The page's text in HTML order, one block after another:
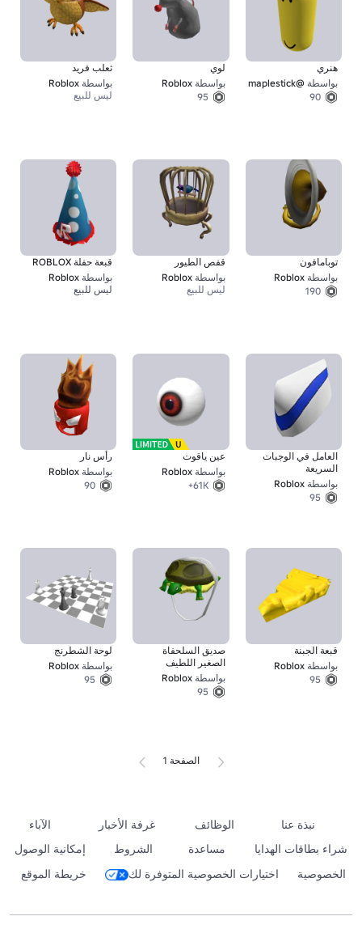
ثعلب فريد
بواسطة Roblox
ليس للبيع
لوي
بواسطة Roblox
95
هنري
بواسطة @maplestick
90
قبعة حفلة ROBLOX
بواسطة Roblox
ليس للبيع
قفص الطيور
بواسطة Roblox
ليس للبيع
توبامافون
بواسطة Roblox
190
رأس نار
بواسطة Roblox
90
عين ياقوت
بواسطة Roblox
61K+
العامل في الوجبات
السريعة
بواسطة Roblox
95
لوحة الشطرنج
بواسطة Roblox
95
صديق السلحفاة
الصغير اللطيف
بواسطة Roblox
95
قبعة الجبنة
بواسطة Roblox
95
الصفحة 1
نبذة عنا الوظائف غرفة الأخبار
الآباء
شراء بطاقات الهدايا
مساعدة الشروط
إمكانية الوصول
الخصوصية
اختيارات الخصوصية المتوفرة لك خريطة الموقع